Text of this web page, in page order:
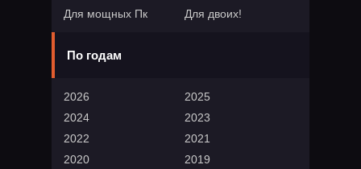
Для мощных Пк
Для двоих!
По годам
2026
2025
2024
2023
2022
2021
2020
2019